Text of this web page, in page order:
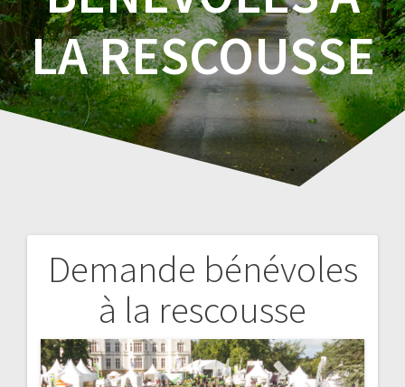
LA RESCOUSSE
Demande bénévoles
à la rescousse
Navigation
l’article